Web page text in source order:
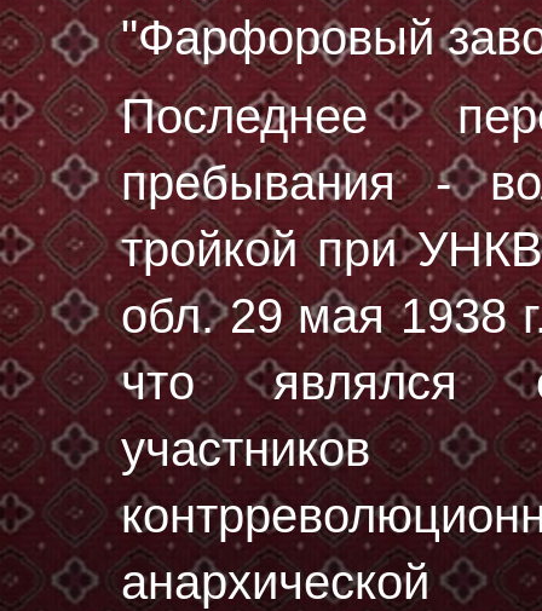
"Фарфоровый
Последнее
пребывания -
тройкой при
обл. 29 мая 1938
что являлся